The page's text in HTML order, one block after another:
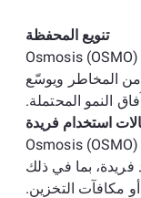
تنويع المحفظة
يتيح لك تبديل Dogecoin (DOGE) بـ Osmosis (OSMO)
من المخاطر ويوسّع
النمو المحتملة.
استخدام فريدة
يمنحك استبدال Dogecoin (DOGE) بـ Osmosis (OSMO)
فريدة، بما في ذلك
مكافآت التخزين.